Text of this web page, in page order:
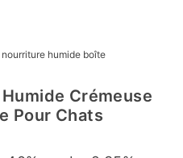
humide boîte
Crémeuse
Pour Chats